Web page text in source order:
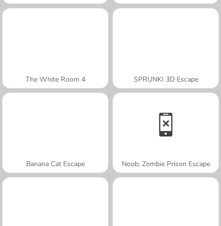
The White Room 4 SPRUNKI 3D Escape
Banana Cat Escape Noob: Zombie Prison Escape